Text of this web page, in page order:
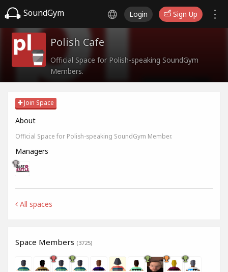
SoundGym Login Sign Up
Polish Cafe
Official Space for Polish-speaking SoundGym
Members.
Join Space
About
Official Space for Polish-speaking SoundGym Member.
Managers
All spaces
Space Members (3725)